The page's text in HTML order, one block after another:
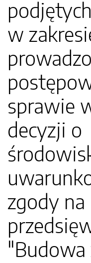
w
sprawie
decyzji o
zgody na
"Budowa